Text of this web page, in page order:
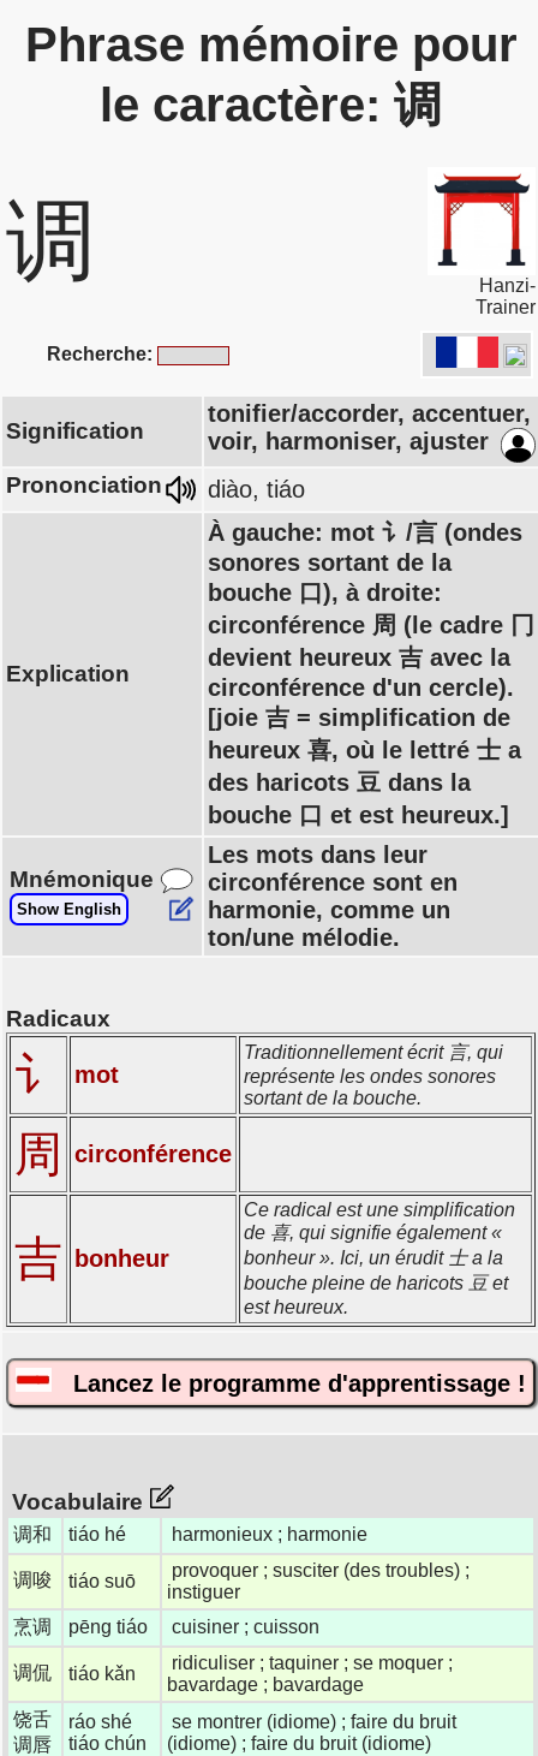
Phrase mémoire pour
le caractère: 调
调
Hanzi-
Trainer
Recherche:
Signification
tonifier/accorder, accentuer,
voir, harmoniser, ajuster
Prononciation diào, tiáo
Explication
À gauche: mot 讠/言 (ondes
sonores sortant de la
bouche 口), à droite:
circonférence 周 (le cadre 冂
devient heureux 吉 avec la
circonférence d'un cercle).
[joie 吉 = simplification de
heureux 喜, où le lettré 士 a
des haricots 豆 dans la
bouche 口 et est heureux.]
Mnémonique
Show English
Les mots dans leur
circonférence sont en
harmonie, comme un
ton/une mélodie.
Radicaux
讠 mot
Traditionnellement écrit 言, qui
représente les ondes sonores
sortant de la bouche.
周 circonférence
吉 bonheur
Ce radical est une simplification
de 喜, qui signifie également «
bonheur ». Ici, un érudit 士 a la
bouche pleine de haricots 豆 et
est heureux.
Lancez le programme d'apprentissage !
Vocabulaire
调和 tiáo hé harmonieux ; harmonie
调唆 tiáo suō
provoquer ; susciter (des troubles) ;
instiguer
烹调
pēng tiáo cuisiner ; cuisson
调侃 tiáo kǎn
ridiculiser ; taquiner ; se moquer ;
bavardage ; bavardage
饶舌
调唇
ráo shé
tiáo chún
se montrer (idiome) ; faire du bruit
(idiome) ; faire du bruit (idiome)